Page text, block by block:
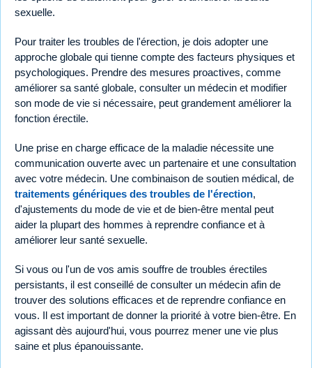
sexuelle.
Pour traiter les troubles de l'érection, je dois adopter une
approche globale qui tienne compte des facteurs physiques et
psychologiques. Prendre des mesures proactives, comme
améliorer sa santé globale, consulter un médecin et modifier
son mode de vie si nécessaire, peut grandement améliorer la
fonction érectile.
Une prise en charge efficace de la maladie nécessite une
communication ouverte avec un partenaire et une consultation
avec votre médecin. Une combinaison de soutien médical, de
traitements génériques des troubles de l'érection,
d'ajustements du mode de vie et de bien-être mental peut
aider la plupart des hommes à reprendre confiance et à
améliorer leur santé sexuelle.
Si vous ou l'un de vos amis souffre de troubles érectiles
persistants, il est conseillé de consulter un médecin afin de
trouver des solutions efficaces et de reprendre confiance en
vous. Il est important de donner la priorité à votre bien-être. En
agissant dès aujourd'hui, vous pourrez mener une vie plus
saine et plus épanouissante.